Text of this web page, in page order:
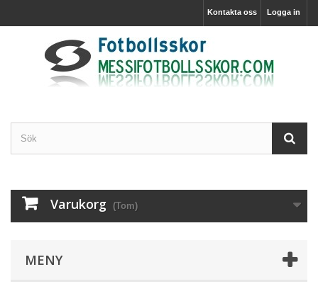
Logga in
Kontakta oss
Varukorg (Tom)
MENY